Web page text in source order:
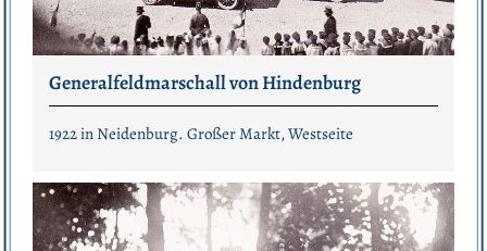
Generalfeldmarschall von Hindenburg
1922 in Neidenburg. Großer Markt, Westseite